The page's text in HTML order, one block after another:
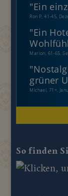
"Ein
Ron P, 41-45,
"Ein
Marion, 61-65,
"
grüner
Michael, 71+,
So finden